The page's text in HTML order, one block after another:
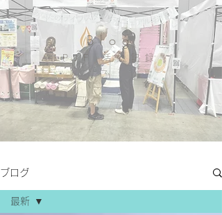
Blog
PJF ​活動記録
ブログ
最新